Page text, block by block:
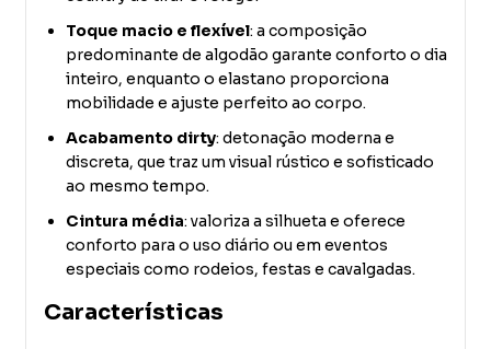
Toque macio e flexível: a composição
predominante de algodão garante conforto o dia
inteiro, enquanto o elastano proporciona
mobilidade e ajuste perfeito ao corpo.
Acabamento dirty: detonação moderna e
discreta, que traz um visual rústico e sofisticado
ao mesmo tempo.
Cintura média: valoriza a silhueta e oferece
conforto para o uso diário ou em eventos
especiais como rodeios, festas e cavalgadas.
Características